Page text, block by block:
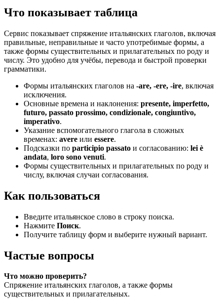
Что показывает таблица
Сервис показывает спряжение итальянских глаголов, включая
правильные, неправильные и часто употребимые формы, а
также формы существительных и прилагательных по роду и
числу. Это удобно для учёбы, перевода и быстрой проверки
грамматики.
Формы итальянских глаголов на -are, -ere, -ire, включая
исключения.
Основные времена и наклонения: presente, imperfetto,
futuro, passato prossimo, condizionale, congiuntivo,
imperativo.
Указание вспомогательного глагола в сложных
временах: avere или essere.
Подсказки по participio passato и согласованию: lei è
andata, loro sono venuti.
Формы существительных и прилагательных по роду и
числу, включая случаи согласования.
Как пользоваться
Введите итальянское слово в строку поиска.
Нажмите Поиск.
Получите таблицу форм и выберите нужный вариант.
Частые вопросы
Что можно проверить?
Спряжение итальянских глаголов, а также формы
существительных и прилагательных.